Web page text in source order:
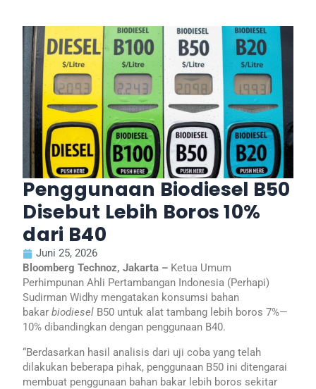
Penggunaan Biodiesel B50
Disebut Lebih Boros 10%
dari B40
Juni 25, 2026
Bloomberg Technoz, Jakarta – Ketua Umum
Perhimpunan Ahli Pertambangan Indonesia (Perhapi)
Sudirman Widhy mengatakan konsumsi bahan
bakarbiodiesel B50 untuk alat tambang lebih boros 7%—
10% dibandingkan dengan penggunaan B40.
“Berdasarkan hasil analisis dari uji coba yang telah
dilakukan beberapa pihak, penggunaan B50 ini ditengarai
membuat penggunaan bahan bakar lebih boros sekitar